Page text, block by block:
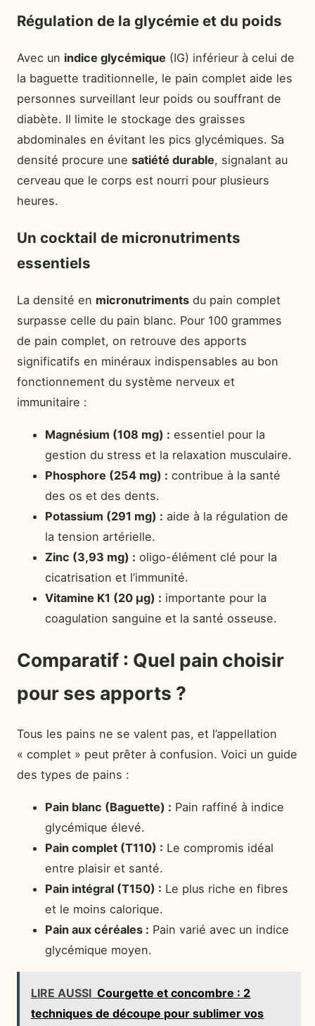
Régulation de la glycémie et du poids
Avec un indice glycémique (IG) inférieur à celui de
la baguette traditionnelle, le pain complet aide les
personnes surveillant leur poids ou souffrant de
diabète. Il limite le stockage des graisses
abdominales en évitant les pics glycémiques. Sa
densité procure une satiété durable, signalant au
cerveau que le corps est nourri pour plusieurs
heures.
Un cocktail de micronutriments
essentiels
La densité en micronutriments du pain complet
surpasse celle du pain blanc. Pour 100 grammes
de pain complet, on retrouve des apports
significatifs en minéraux indispensables au bon
fonctionnement du système nerveux et
immunitaire :
Magnésium (108 mg) : essentiel pour la
gestion du stress et la relaxation musculaire.
Phosphore (254 mg) : contribue à la santé
des os et des dents.
Potassium (291 mg) : aide à la régulation de
la tension artérielle.
Zinc (3,93 mg) : oligo-élément clé pour la
cicatrisation et l’immunité.
Vitamine K1 (20 µg) : importante pour la
coagulation sanguine et la santé osseuse.
Comparatif : Quel pain choisir
pour ses apports ?
Tous les pains ne se valent pas, et l’appellation
« complet » peut prêter à confusion. Voici un guide
des types de pains :
Pain blanc (Baguette) : Pain raffiné à indice
glycémique élevé.
Pain complet (T110) : Le compromis idéal
entre plaisir et santé.
Pain intégral (T150) : Le plus riche en fibres
et le moins calorique.
Pain aux céréales : Pain varié avec un indice
glycémique moyen.
LIRE AUSSI Courgette et concombre : 2
techniques de découpe pour sublimer vos